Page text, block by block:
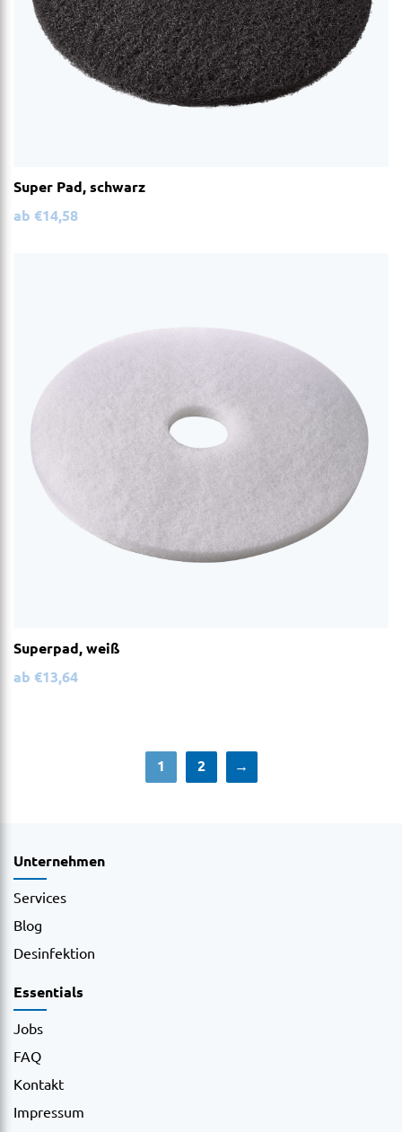
Super Pad, schwarz
ab €14,58
Superpad, weiß
ab €13,64
1 2 →
Unternehmen
Services
Blog
Desinfektion
Essentials
Jobs
FAQ
Kontakt
Impressum